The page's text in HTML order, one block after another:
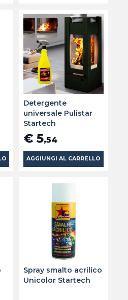
Detergente
universale Pulistar
Startech
€ 5,54
AGGIUNGI AL CARRELLO
Spray smalto acrilico
Unicolor Startech